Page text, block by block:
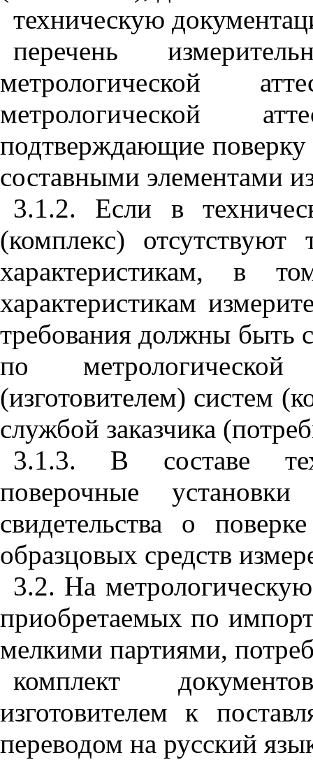
техническую
перечень
метрологической
метрологической
подтверждающие
составными элементами
3.1.2. Если в
(комплекс) отсутствуют
характеристикам, в
характеристикам
требования должны быть
по метрологической
(изготовителем) систем
службой заказчика
3.1.3. В составе
поверочные установки
свидетельства о
образцовых средств
3.2. На
приобретаемых по
мелкими партиями,
комплект
изготовителем к
переводом на русский